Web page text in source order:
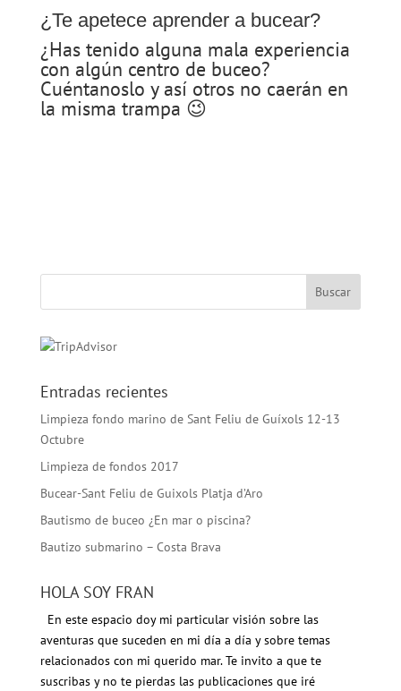
¿Te apetece aprender a bucear?
¿Has tenido alguna mala experiencia
con algún centro de buceo?
Cuéntanoslo y así otros no caerán en
la misma trampa 😉
Entradas recientes
Limpieza fondo marino de Sant Feliu de Guíxols 12-13
Octubre
Limpieza de fondos 2017
Bucear-Sant Feliu de Guixols Platja d’Aro
Bautismo de buceo ¿En mar o piscina?
Bautizo submarino – Costa Brava
HOLA SOY FRAN
En este espacio doy mi particular visión sobre las
aventuras que suceden en mi día a día y sobre temas
relacionados con mi querido mar. Te invito a que te
suscribas y no te pierdas las publicaciones que iré